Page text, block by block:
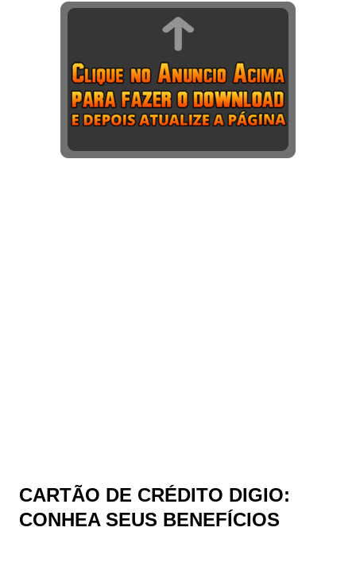
CARTÃO DE CRÉDITO DIGIO:
CONHEA SEUS BENEFÍCIOS